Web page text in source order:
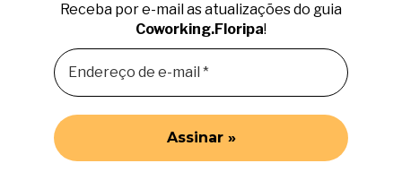
Receba por e-mail as atualizações do guia
Coworking.Floripa!